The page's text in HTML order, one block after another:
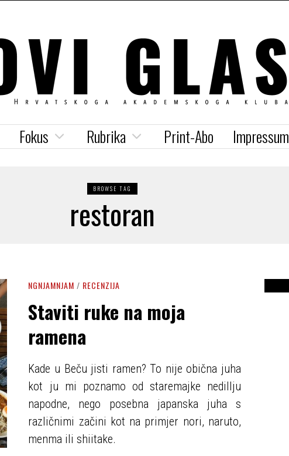
Fokus Rubrika Print-Abo Impressum
BROWSE TAG
restoran
NGNJAMNJAM / RECENZIJA
Staviti ruke na moja
ramena
Kade u Beču jisti ramen? To nije obična juha
kot ju mi poznamo od staremajke nedillju
napodne, nego posebna japanska juha s
različnimi začini kot na primjer nori, naruto,
menma ili shiitake.